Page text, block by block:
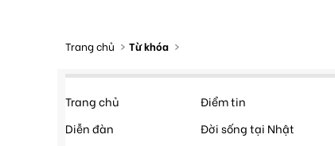
Trang chủ Từ khóa
Trang chủ
Diễn đàn
Điểm tin
Đời sống tại Nhật